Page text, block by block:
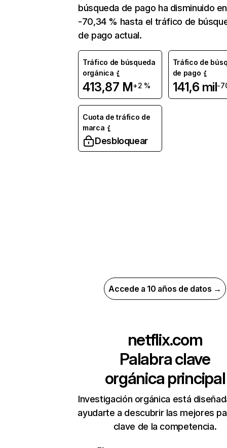
búsqueda de pago ha disminuido en
-70,34 % hasta el tráfico de
de pago actual.
Tráfico de búsqueda
orgánica
413,87 M+2 %
Tráfico de
de pago
141,6 mil-
Cuota de tráfico de
marca
Desbloquear
Accede a 10 años de datos →
netflix.com
Palabra clave
orgánica principal
Investigación orgánica está
ayudarte a descubrir las mejores
clave de la competencia.